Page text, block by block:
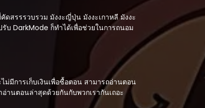
สรรรวบรวม มังงะญี่ปุ่น มังงะเกาหลี มังงะ
บ DarkMode ก็ทำได้เพื่อช่วยในการถนอม
มีการเก็บเงินเพื่อซื้อตอน สามารถอ่านตอน
านตอนล่าสุดด้วยกันกับพวกเรากันเถอะ